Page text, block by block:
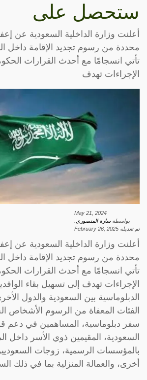
ستحصل على
أعلنت وزارة الداخلية السعودية عن
محددة من رسوم تجديد الإقامة داخل
تأتي انسجامًا مع أحدث القرارات
الإجراءات تهدف
May 21, 2024
بواسطةسارة المنصوري
تم تعديله February 26, 2025
أعلنت وزارة الداخلية السعودية عن
محددة من رسوم تجديد الإقامة داخل
تأتي انسجامًا مع أحدث القرارات
الإجراءات تهدف إلى تسهيل بقاء
الدبلوماسية بين السعودية والدول
الفئات المعفاة من الرسوم الأشخاص
سفر دبلوماسية، المساهمين في دعم
السعودية، المقيمين ذوي الأسر داخل
بالمؤسسات الرسمية، زوجات
أخرى، والعمالة المنزلية بما في ذلك